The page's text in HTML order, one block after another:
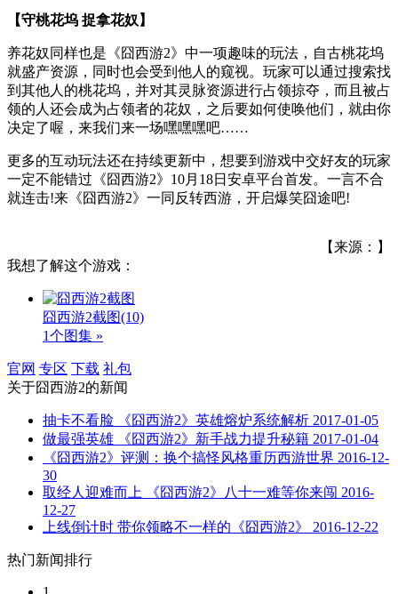
【守桃花坞 捉拿花奴】
养花奴同样也是《囧西游2》中一项趣味的玩法，自古桃花坞
就盛产资源，同时也会受到他人的窥视。玩家可以通过搜索找
到其他人的桃花坞，并对其灵脉资源进行占领掠夺，而且被占
领的人还会成为占领者的花奴，之后要如何使唤他们，就由你
决定了喔，来我们来一场嘿嘿嘿吧……
更多的互动玩法还在持续更新中，想要到游戏中交好友的玩家
一定不能错过《囧西游2》10月18日安卓平台首发。一言不合
就连击!来《囧西游2》一同反转西游，开启爆笑囧途吧!
【来源：】
我想了解这个游戏：
囧西游2截图(10)
1个图集 »
官网 专区 下载 礼包
关于囧西游2的新闻
抽卡不看脸 《囧西游2》英雄熔炉系统解析 2017-01-05
做最强英雄 《囧西游2》新手战力提升秘籍 2017-01-04
《囧西游2》评测：换个搞怪风格重历西游世界 2016-12-
30
取经人迎难而上 《囧西游2》八十一难等你来闯 2016-
12-27
上线倒计时 带你领略不一样的《囧西游2》
2016-12-22
热门新闻排行